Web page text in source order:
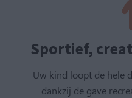
Sportief,
Uw kind loopt de hele
dankzij de gave